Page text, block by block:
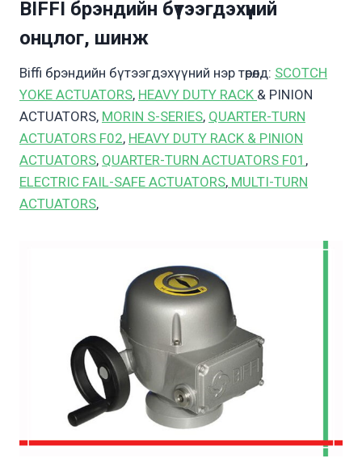
BIFFI брэндийн бүтээгдэхүүний
онцлог, шинж
Biffi брэндийн бүтээгдэхүүний нэр төрөлд: SCOTCH
YOKE ACTUATORS, HEAVY DUTY RACK & PINION
ACTUATORS, MORIN S-SERIES, QUARTER-TURN
ACTUATORS F02, HEAVY DUTY RACK & PINION
ACTUATORS, QUARTER-TURN ACTUATORS F01 ,
ELECTRIC FAIL-SAFE ACTUATORS, MULTI-TURN
ACTUATORS,